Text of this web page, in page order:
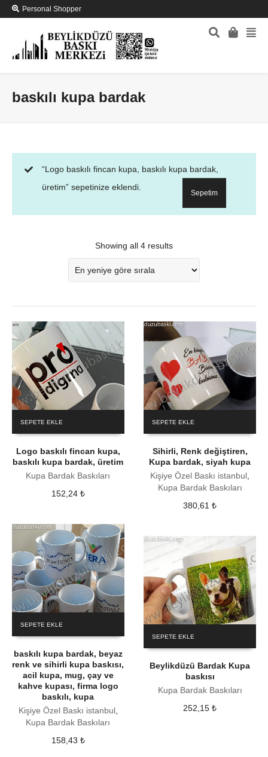
Personal Shopper
baskılı kupa bardak
“Logo baskılı fincan kupa, baskılı kupa bardak,
üretim” sepetinize eklendi.
Sepetim
Showing all 4 results
SEPETE EKLE
Logo baskılı fincan kupa,
baskılı kupa bardak, üretim
Kupa Bardak Baskıları
152,24 ₺
SEPETE EKLE
Sihirli, Renk değiştiren,
Kupa bardak, siyah kupa
Kişiye Özel Baskı istanbul
Kupa Bardak Baskıları
380,61₺
SEPETE EKLE
baskılı kupa bardak, beyaz
renk ve sihirli kupa baskısı,
acil kupa, mug, çay ve
kahve kupası, firma logo
baskılı, kupa
Kişiye Özel Baskı istanbul,
Kupa Bardak Baskıları
158,43 ₺
SEPETE EKLE
Beylikdüzü Bardak Kupa
baskısı
Kupa Bardak Baskıları
252,15₺